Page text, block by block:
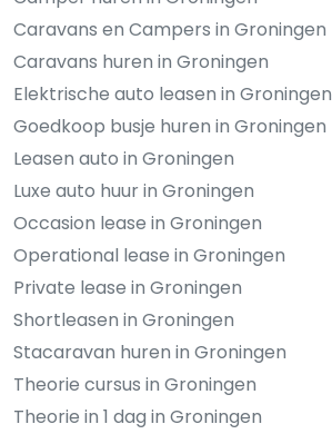
Caravans en Campers in Groningen
Caravans huren in Groningen
Elektrische auto leasen in Groningen
Goedkoop busje huren in Groningen
Leasen auto in Groningen
Luxe auto huur in Groningen
Occasion lease in Groningen
Operational lease in Groningen
Private lease in Groningen
Shortleasen in Groningen
Stacaravan huren in Groningen
Theorie cursus in Groningen
Theorie in 1 dag in Groningen